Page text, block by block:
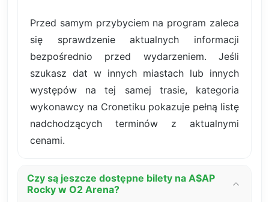
Przed samym przybyciem na program zaleca
się sprawdzenie aktualnych informacji
bezpośrednio przed wydarzeniem. Jeśli
szukasz dat w innych miastach lub innych
występów na tej samej trasie, kategoria
wykonawcy na Cronetiku pokazuje pełną listę
nadchodzących terminów z aktualnymi
cenami.
Czy są jeszcze dostępne bilety na A$AP
Rocky w O2 Arena?